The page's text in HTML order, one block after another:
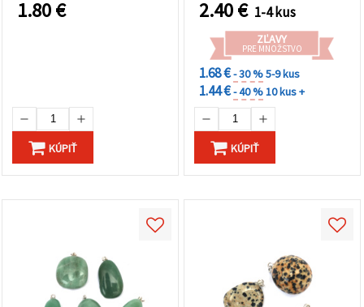
1.80€
KÚPIŤ
2.40€ 1-4 kus
ZĽAVY
PRE MNOŽSTVO
1.68 €- 30 %5-9 kus
1.44 €- 40 %10 kus +
KÚPIŤ